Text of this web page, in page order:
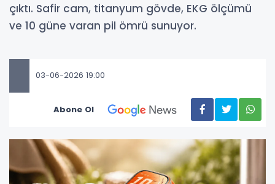
çıktı. Safir cam, titanyum gövde, EKG ölçümü
ve 10 güne varan pil ömrü sunuyor.
03-06-2026 19:00
Abone Ol